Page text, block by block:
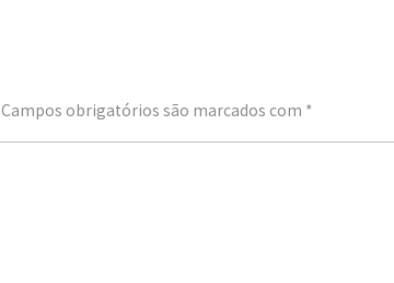
Campos obrigatórios são marcados com *